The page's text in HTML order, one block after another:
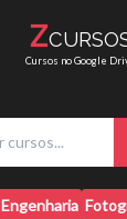
Z
Cursos no Google
s
q
Engenharia